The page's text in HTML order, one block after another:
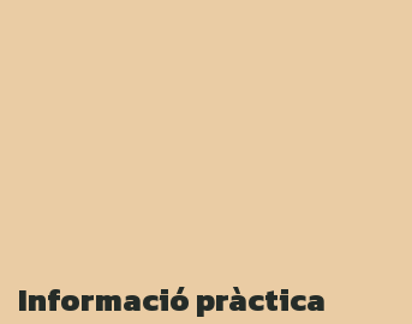
Informació pràctica